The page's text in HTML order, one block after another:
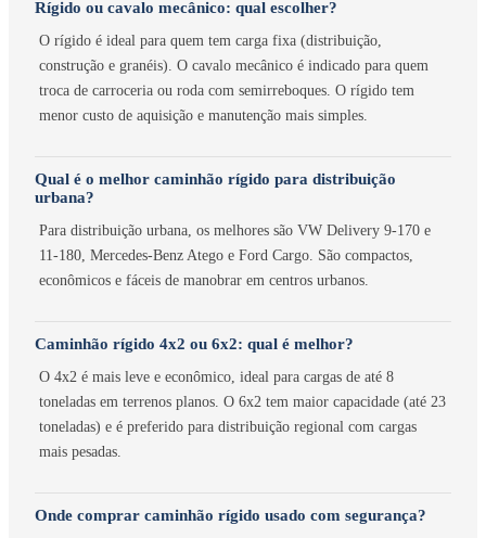
Rígido ou cavalo mecânico: qual escolher?
O rígido é ideal para quem tem carga fixa (distribuição,
construção e granéis). O cavalo mecânico é indicado para quem
troca de carroceria ou roda com semirreboques. O rígido tem
menor custo de aquisição e manutenção mais simples.
Qual é o melhor caminhão rígido para distribuição
urbana?
Para distribuição urbana, os melhores são VW Delivery 9-170 e
11-180, Mercedes-Benz Atego e Ford Cargo. São compactos,
econômicos e fáceis de manobrar em centros urbanos.
Caminhão rígido 4x2 ou 6x2: qual é melhor?
O 4x2 é mais leve e econômico, ideal para cargas de até 8
toneladas em terrenos planos. O 6x2 tem maior capacidade (até 23
toneladas) e é preferido para distribuição regional com cargas
mais pesadas.
Onde comprar caminhão rígido usado com segurança?